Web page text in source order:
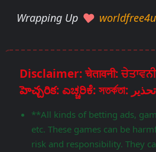
Wrapping Up worldfree4u
Disclaimer: चेतावनी:
**All kinds of betting ads,
etc. These games can be
risk and responsibility. They